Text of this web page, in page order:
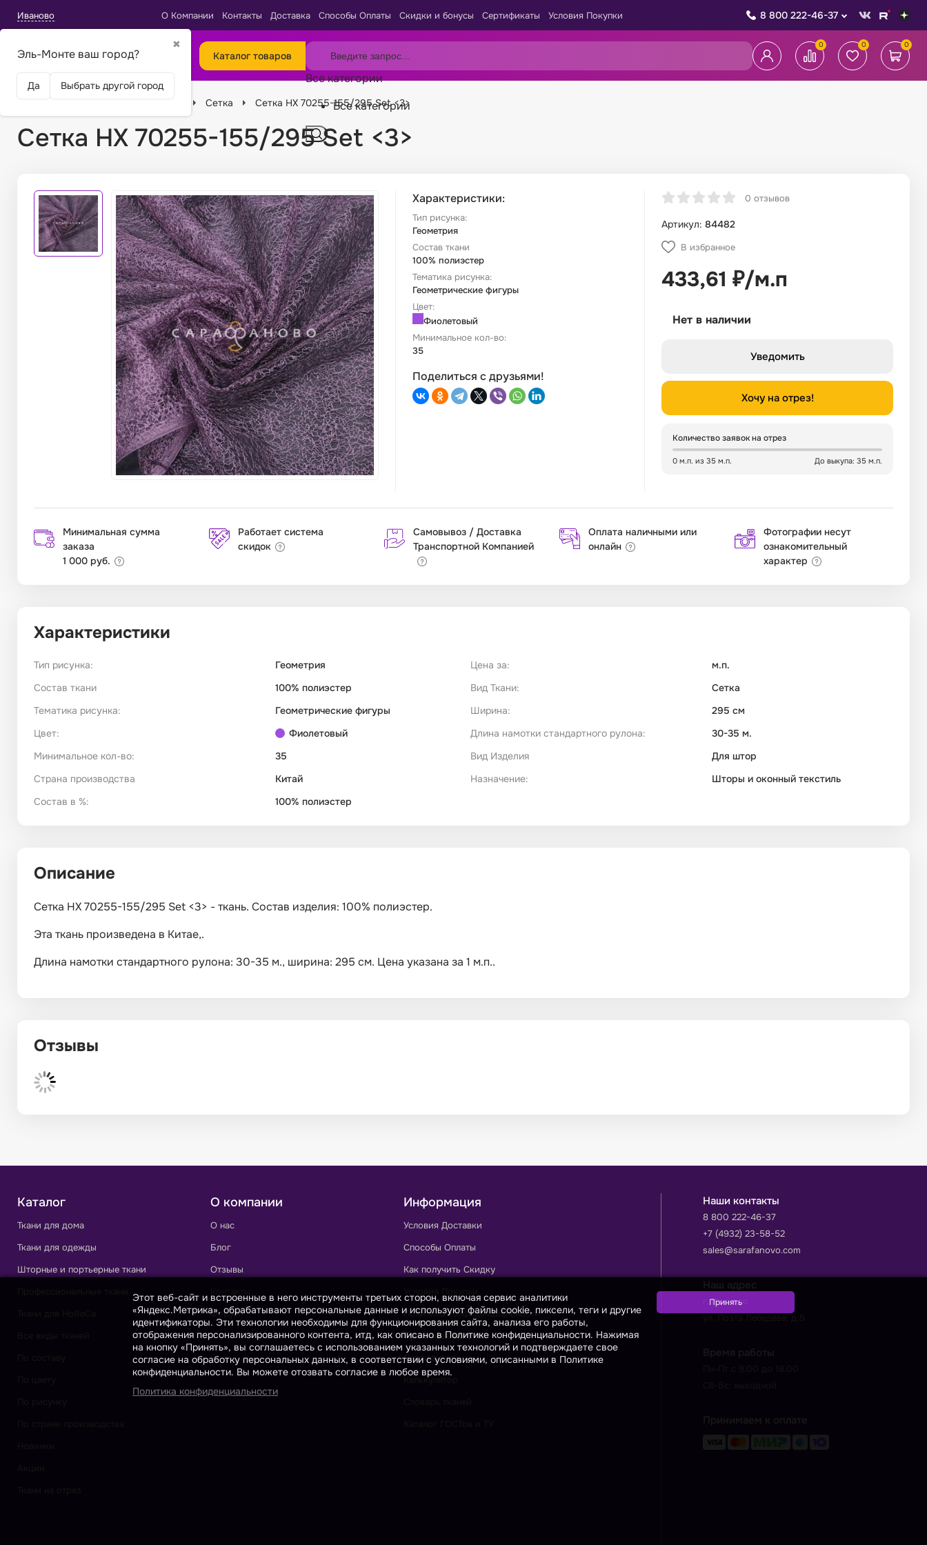
Иваново
✖
Эль-Монте ваш город?
Да Выбрать другой город
О Компании Контакты Доставка Способы Оплаты Скидки и бонусы Сертификаты Условия Покупки 8 800 222-46-37
Каталог товаров
Все категории
Все категории
0 0 0
Сетка Сетка HX 70255-155/295 Set <3>
Сетка HX 70255-155/295 Set <3>
Характеристики:
Тип рисунка:
Геометрия
Состав ткани
100% полиэстер
Тематика рисунка:
Геометрические фигуры
Цвет:
Фиолетовый
Минимальное кол-во:
35
Поделиться с друзьями!
0 отзывов
Артикул: 84482
В избранное
433,61 ₽/м.п
Нет в наличии
Уведомить
Хочу на отрез!
Количество заявок на отрез
0 м.п. из 35 м.п. До выкупа: 35 м.п.
Минимальная сумма
заказа
1 000 руб.
Работает система
скидок
Самовывоз / Доставка
Транспортной Компанией
Оплата наличными или
онлайн
Фотографии несут
ознакомительный
характер
Характеристики
Тип рисунка:
Геометрия
Состав ткани
100% полиэстер
Тематика рисунка:
Геометрические фигуры
Цвет:
Фиолетовый
Минимальное кол-во:
35
Страна производства
Китай
Состав в %:
100% полиэстер
Цена за:
м.п.
Вид Ткани:
Сетка
Ширина:
295 см
Длина намотки стандартного рулона:
30-35 м.
Вид Изделия
Для штор
Назначение:
Шторы и оконный текстиль
Описание
Сетка HX 70255-155/295 Set <3> - ткань. Состав изделия: 100% полиэстер.
Эта ткань произведена в Китае,.
Длина намотки стандартного рулона: 30-35 м., ширина: 295 см. Цена указана за 1 м.п..
Отзывы
Каталог
Ткани для дома
Ткани для одежды
Шторные и портьерные ткани
О компании
О нас
Блог
Отзывы
Форум
Информация
Условия Доставки
Способы Оплаты
Как получить Скидку
Политика конфиденциальности
Публичная оферта
Сертификаты
Калькулятор
Наши контакты
8 800 222-46-37
+7 (4932) 23-58-52
sales@sarafanovo.com
Наш адрес
г. Иваново
Время работы
Принимаем к оплате
Этот веб-сайт и встроенные в него инструменты третьих сторон, включая сервис аналитики
«Яндекс.Метрика», обрабатывают персональные данные и используют файлы cookie, пиксели, теги и другие
идентификаторы. Эти технологии необходимы для функционирования сайта, анализа его работы,
отображения персонализированного контента, итд, как описано в Политике конфиденциальности. Нажимая
на кнопку «Принять», вы соглашаетесь с использованием указанных технологий и подтверждаете свое
согласие на обработку персональных данных, в соответствии с условиями, описанными в Политике
конфиденциальности. Вы можете отозвать согласие в любое время.
Политика конфиденциальности